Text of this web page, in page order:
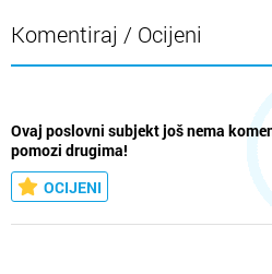
Komentiraj / Ocijeni
Ovaj poslovni subjekt još nema
pomozi drugima!
OCIJENI